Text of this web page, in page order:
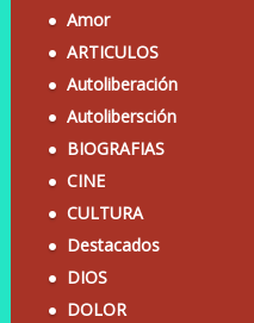
Amor
ARTICULOS
Autoliberación
Autolibersción
BIOGRAFIAS
CINE
CULTURA
Destacados
DIOS
DOLOR